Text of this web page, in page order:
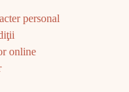
personal
online